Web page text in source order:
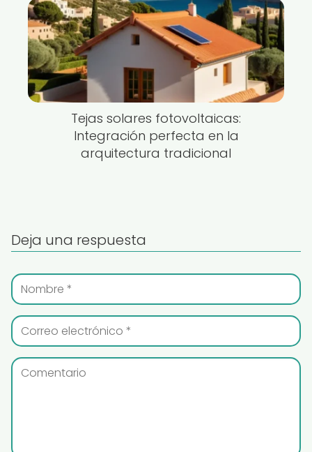
Tejas solares fotovoltaicas:
Integración perfecta en la
arquitectura tradicional
Deja una respuesta